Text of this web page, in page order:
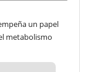
un papel
metabolismo